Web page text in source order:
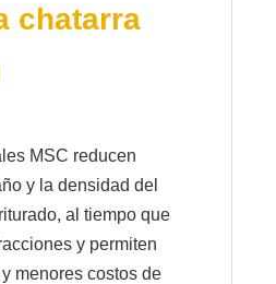
chatarra
MSC reducen
y la densidad del
al tiempo que
y permiten
menores costos de